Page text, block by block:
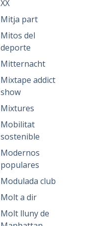
XX
Mitja part
Mitos del
deporte
Mitternacht
Mixtape addict
show
Mixtures
Mobilitat
sostenible
Modernos
populares
Modulada club
Molt a dir
Molt lluny de